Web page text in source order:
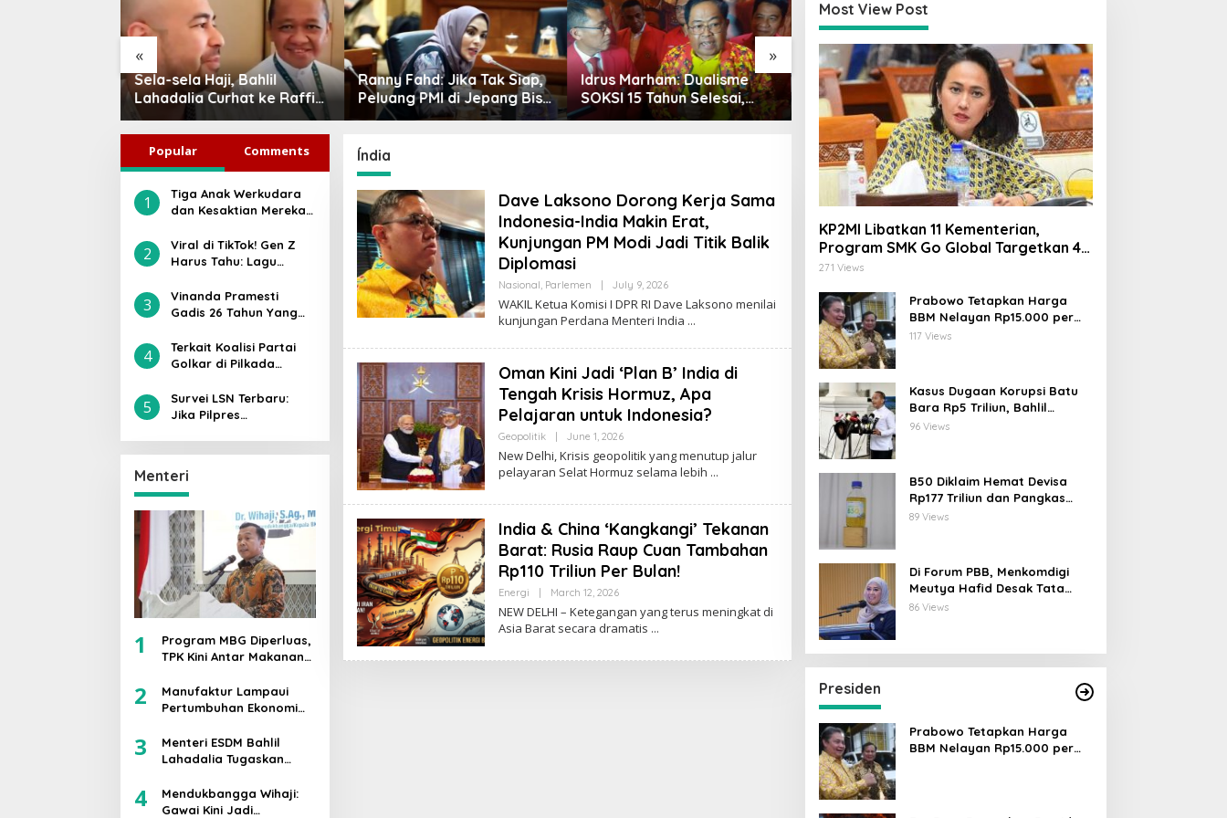
« »
Sela-sela Haji, Bahlil
Lahadalia Curhat ke Raffi
Ahmad: Saya Penasaran
Siapa Pencipta Lagu MBG,
Ajak Makan
Ranny Fahd: Jika Tak Siap,
Peluang PMI di Jepang Bisa
Jadi Petaka bagi SDM
Idrus Marham: Dualisme
SOKSI 15 Tahun Selesai,
Golkar Akui Hanya
Sari Yuliati Desak
Pengusutan Tuntas Kasus
Santri Tewas di Lombok:
Pelaku Harus Dihukum,
Jangan Generalisasi
Pesantren
Firman Soebagyo di Hari
Lahir Pancasila: Jangan
Cuma Seremonial, Ini Tiga
Tantangan Nyata yang
Mengancam Persatuan
Popular Comments
1
Tiga Anak Werkudara
dan Kesaktian Mereka:
atau Antasena, Siapa
Paling Kuat?
2
Viral di TikTok! Gen Z
Harus Tahu: Lagu
lama” Ternyata Bukan
Asli Milik Cici Paramida
3
Vinanda Pramesti
Gadis 26 Tahun Yang
di Pilwakot Kediri, Ini
Sosoknya
4
Terkait Koalisi Partai
Golkar di Pilkada
Ilyas Akbar Almadani:
Sebagai Kader Saya
5
Survei LSN Terbaru:
Jika Pilpres
Mengantongi 42,1℅
Suara
Menteri
1
Program MBG Diperluas,
TPK Kini Antar Makanan
dan Balita
2
Manufaktur Lampaui
Pertumbuhan Ekonomi
Gumiwang Soroti
Keberhasilan
3
Menteri ESDM Bahlil
Lahadalia Tugaskan
Pengadaan Migas dan
Pengawasan Kualitas
4
Mendukbangga Wihaji:
Gawai Kini Jadi
Índia
Dave Laksono Dorong Kerja Sama
Indonesia-India Makin Erat,
Kunjungan PM Modi Jadi Titik Balik
Diplomasi
Nasional, Parlemen July 9, 2026B
R
O
Y
Z
WAKIL Ketua Komisi I DPR RI Dave Laksono menilai
kunjungan Perdana Menteri India
Oman Kini Jadi ‘Plan B’ India di
Tengah Krisis Hormuz, Apa
Pelajaran untuk Indonesia?
Geopolitik June 1, 2026B
Y
R
O
Z
New Delhi, Krisis geopolitik yang menutup jalur
pelayaran Selat Hormuz selama lebih
India & China ‘Kangkangi’ Tekanan
Barat: Rusia Raup Cuan Tambahan
Rp110 Triliun Per Bulan!
Energi March 12, 2026B
R
O
NEW DELHI – Ketegangan yang terus meningkat di
Asia Barat secara dramatis
Most View Post
KP2MI Libatkan 11 Kementerian,
Program SMK Go Global Targetkan 40
Ribu Peserta Tahun Ini
271 Views
Prabowo Tetapkan Harga
BBM Nelayan Rp15.000 per
Liter, Berlaku untuk Kapal 30-
117 Views
Kasus Dugaan Korupsi Batu
Bara Rp5 Triliun, Bahlil
Lahadalia: ESDM Siap Berikan
96 Views
B50 Diklaim Hemat Devisa
Rp177 Triliun dan Pangkas
Emisi 44 Juta Ton CO₂
89 Views
Di Forum PBB, Menkomdigi
Meutya Hafid Desak Tata
Kelola AI Global Utamakan
86 Views
Presiden
Prabowo Tetapkan Harga
BBM Nelayan Rp15.000 per